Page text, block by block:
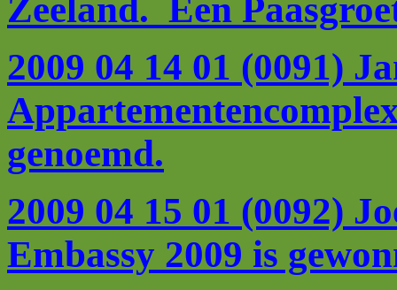
Zeeland. Een
2009 04 14 01 (0091)
genoemd.
2009 04 15 01 (0092)
Embassy 2009 is